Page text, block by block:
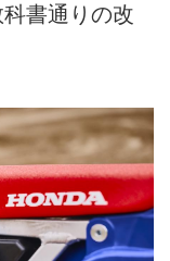
書通りの改